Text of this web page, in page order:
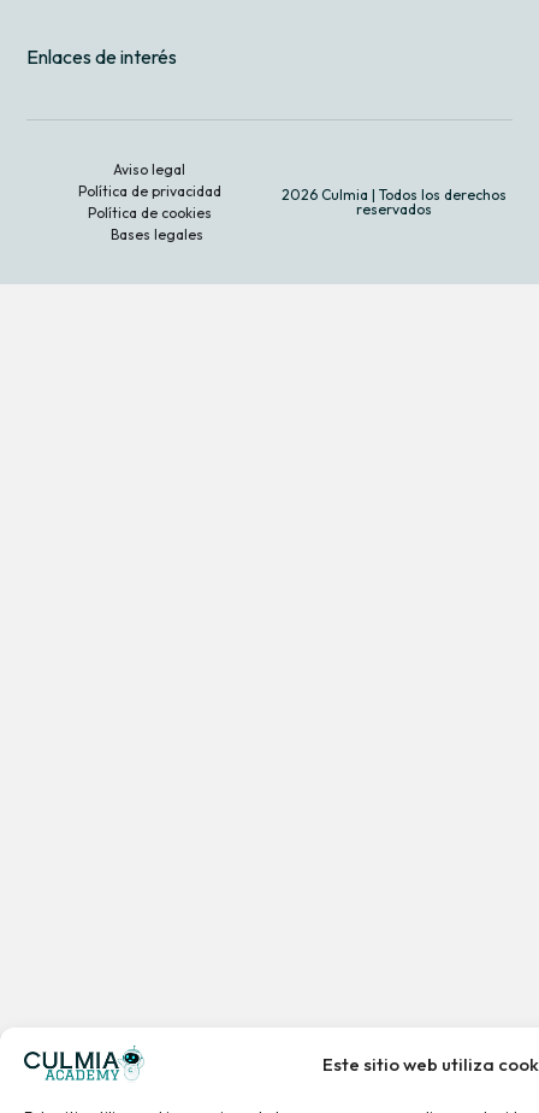
Este sitio web utiliza
Enlaces de interés
Aviso legal
Política de privacidad
Política de cookies
Bases legales
2026 Culmia | Todos los derechos
reservados